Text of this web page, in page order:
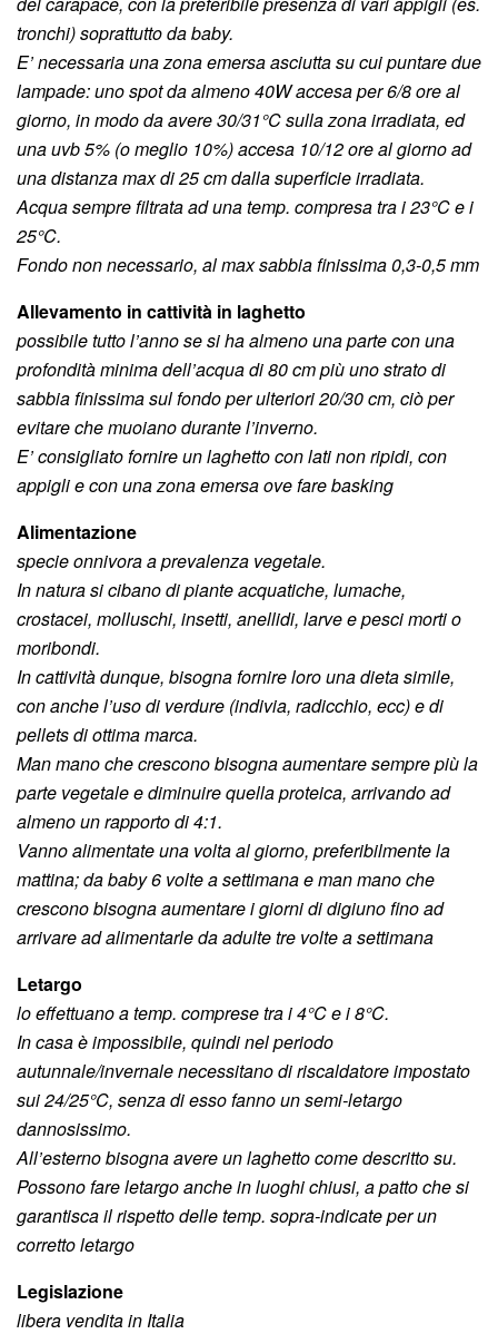
tronchi) soprattutto da baby.
E’ necessaria una zona emersa asciutta su cui puntare due
lampade: uno spot da almeno 40W accesa per 6/8 ore al
giorno, in modo da avere 30/31°C sulla zona irradiata, ed
una uvb 5% (o meglio 10%) accesa 10/12 ore al giorno ad
una distanza max di 25 cm dalla superficie irradiata.
Acqua sempre filtrata ad una temp. compresa tra i 23°C e i
25°C.
Fondo non necessario, al max sabbia finissima 0,3-0,5 mm
Allevamento in cattività in laghetto
possibile tutto l’anno se si ha almeno una parte con una
profondità minima dell’acqua di 80 cm più uno strato di
sabbia finissima sul fondo per ulteriori 20/30 cm, ciò per
evitare che muoiano durante l’inverno.
E’ consigliato fornire un laghetto con lati non ripidi, con
appigli e con una zona emersa ove fare basking
Alimentazione
specie onnivora a prevalenza vegetale.
In natura si cibano di piante acquatiche, lumache,
crostacei, molluschi, insetti, anellidi, larve e pesci morti o
moribondi.
In cattività dunque, bisogna fornire loro una dieta simile,
con anche l’uso di verdure (indivia, radicchio, ecc) e di
pellets di ottima marca.
Man mano che crescono bisogna aumentare sempre più la
parte vegetale e diminuire quella proteica, arrivando ad
almeno un rapporto di 4:1.
Vanno alimentate una volta al giorno, preferibilmente la
mattina; da baby 6 volte a settimana e man mano che
crescono bisogna aumentare i giorni di digiuno fino ad
arrivare ad alimentarle da adulte tre volte a settimana
Letargo
lo effettuano a temp. comprese tra i 4°C e i 8°C.
In casa è impossibile, quindi nel periodo
autunnale/invernale necessitano di riscaldatore impostato
sui 24/25°C, senza di esso fanno un semi-letargo
dannosissimo.
All’esterno bisogna avere un laghetto come descritto su.
Possono fare letargo anche in luoghi chiusi, a patto che si
garantisca il rispetto delle temp. sopra-indicate per un
corretto letargo
Legislazione
libera vendita in Italia